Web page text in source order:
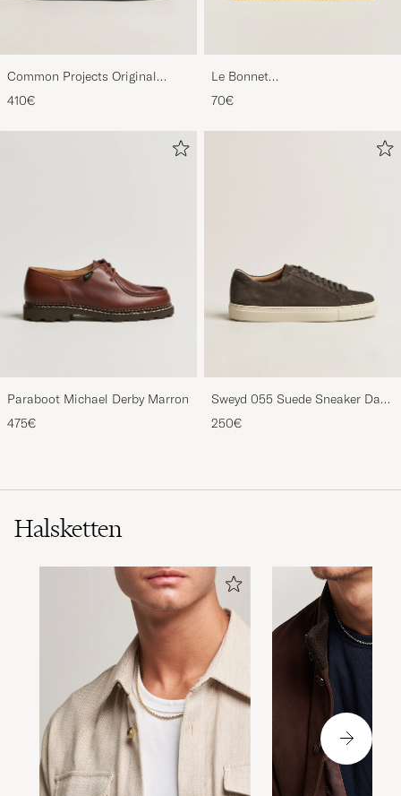
Common Projects Original
Achilles Sneaker Black
410€
Le Bonnet
Lambswool/Caregora Beanie
Mustard
70€
Paraboot Michael Derby Marron
475€
Sweyd 055 Suede Sneaker Dark
Grey
250€
Halsketten